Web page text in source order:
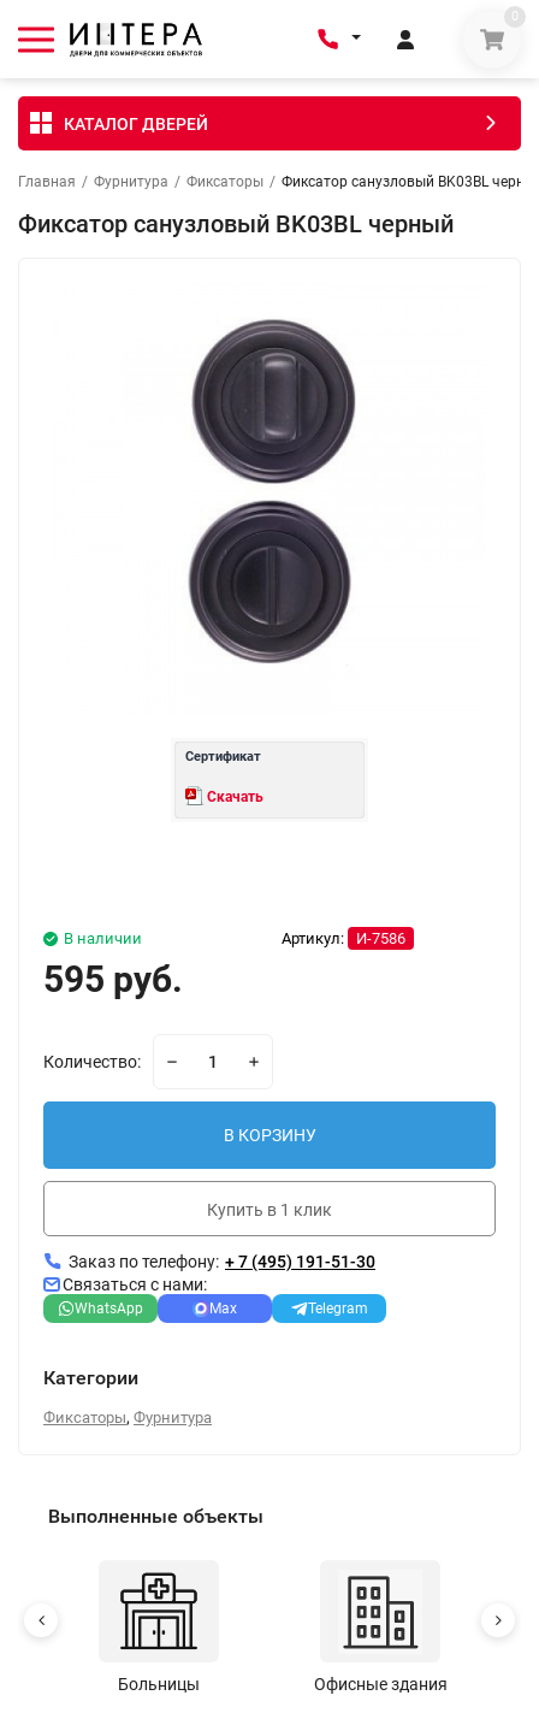
0
КАТАЛОГ ДВЕРЕЙ
Главная / Фурнитура / Фиксаторы / Фиксатор санузловый BK03BL
Фиксатор санузловый BK03BL черный
Сертификат
Скачать
Артикул: И-7586
В наличии
595 руб.
Количество:
В КОРЗИНУ
Купить в 1 клик
Заказ по телефону: + 7 (495) 191-51-30
Связаться с нами:
WhatsApp Max Telegram
Категории
Фиксаторы, Фурнитура
Выполненные объекты
Больницы Офисные здания